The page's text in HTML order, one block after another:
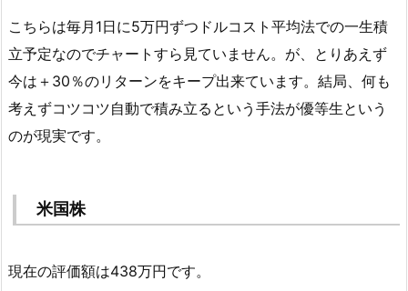
こちらは毎月1日に5万円ずつドルコスト平均法での一生積
立予定なのでチャートすら見ていません。が、とりあえず
今は＋30％のリターンをキープ出来ています。結局、何も
考えずコツコツ自動で積み立るという手法が優等生という
のが現実です。
米国株
現在の評価額は438万円です。